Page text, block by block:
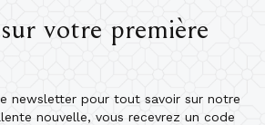
votre première
newsletter pour tout savoir sur notre
nouvelle, vous recevrez un code